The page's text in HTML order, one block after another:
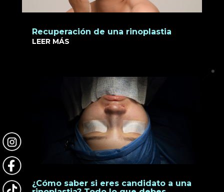
Recuperación de una rinoplastia
LEER MÁS
¿Cómo saber si eres candidato a una